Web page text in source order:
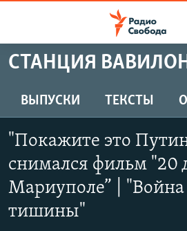
упрощенного
Вернуться
к
основному
Вернутся
главной
ПРОГРАММЫ
ПОДКАСТЫ
ЦИТАТЫ СВОБОДЫ
МНЕНИЯ
КУЛЬТУРА
СТАНЦИЯ
ВЫПУСКИ ТЕКСТЫ
"Покажите это
снимался фильм "20
Мариуполе” | "Война
тишины"